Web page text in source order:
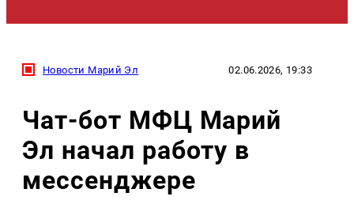
Новости Марий Эл 02.06.2026, 19:33
Чат-бот МФЦ Марий
Эл начал работу в
мессенджере